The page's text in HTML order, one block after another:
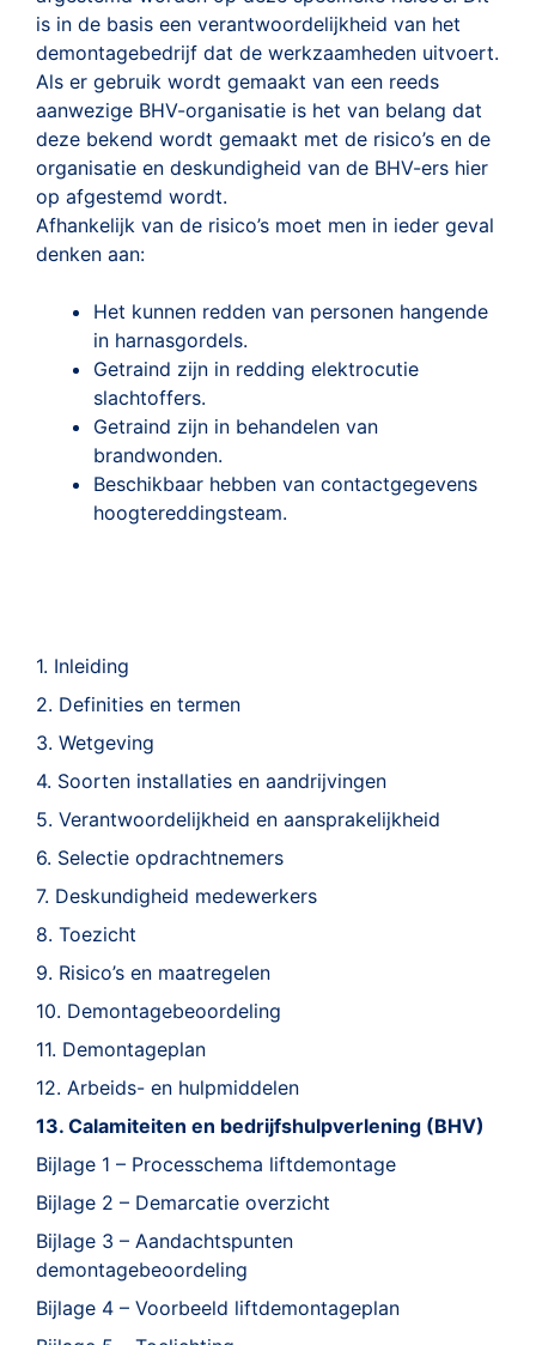
is in de basis een verantwoordelijkheid van het
demontagebedrijf dat de werkzaamheden uitvoert.
Als er gebruik wordt gemaakt van een reeds
aanwezige BHV-organisatie is het van belang dat
deze bekend wordt gemaakt met de risico’s en de
organisatie en deskundigheid van de BHV-ers hier
op afgestemd wordt.
Afhankelijk van de risico’s moet men in ieder geval
denken aan:
Het kunnen redden van personen hangende
in harnasgordels.
Getraind zijn in redding elektrocutie
slachtoffers.
Getraind zijn in behandelen van
brandwonden.
Beschikbaar hebben van contactgegevens
hoogtereddingsteam.
1. Inleiding
2. Definities en termen
3. Wetgeving
4. Soorten installaties en aandrijvingen
5. Verantwoordelijkheid en aansprakelijkheid
6. Selectie opdrachtnemers
7. Deskundigheid medewerkers
8. Toezicht
9. Risico’s en maatregelen
10. Demontagebeoordeling
11. Demontageplan
12. Arbeids- en hulpmiddelen
13. Calamiteiten en bedrijfshulpverlening (BHV)
Bijlage 1 – Processchema liftdemontage
Bijlage 2 – Demarcatie overzicht
Bijlage 3 – Aandachtspunten
demontagebeoordeling
Bijlage 4 – Voorbeeld liftdemontageplan